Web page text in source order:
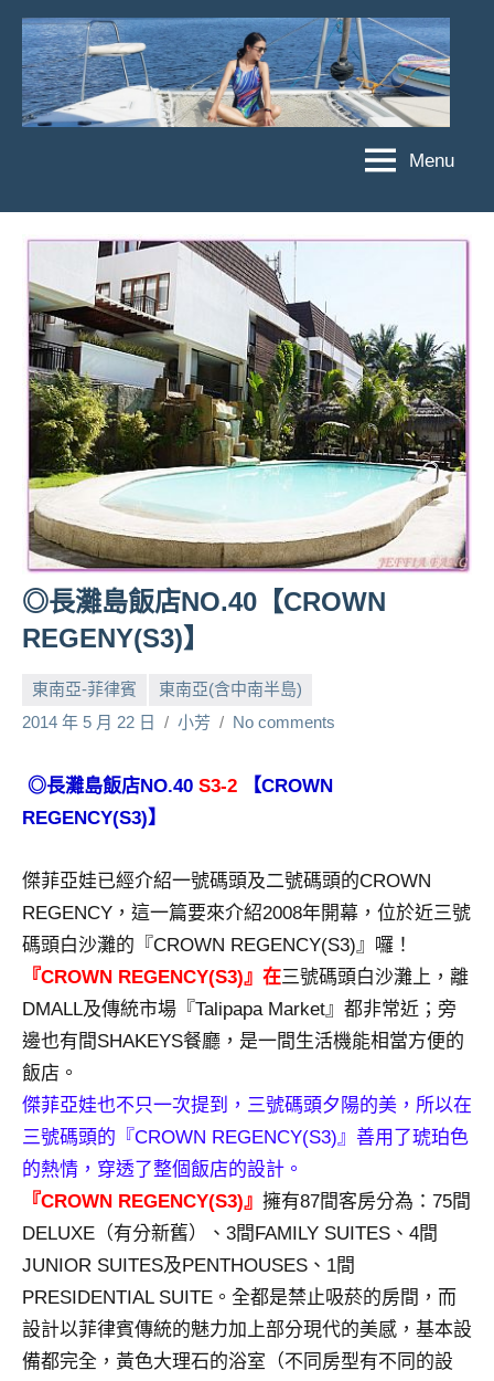
Skip
content
菲
亞
娃
JEFFIA
FANG
娃
粉
絲
團、
主
題
旅
遊、
達
人
帶
路、
旅
節
賓、
金
探
目
班
底、
外
目
主
持、
吳
窟
泰
國
旅
遊
作
者、
Menu
◎長灘島飯店NO.40【CROWN
REGENY(S3)】
東南亞-菲律賓
東南亞(含中南半島)
2014 年 5 月 22 日
小芳 No comments
◎長灘島飯店NO.40 S3-2 【CROWN
REGENCY(S3)】
傑菲亞娃已經介紹一號碼頭及二號碼頭的CROWN
REGENCY，這一篇要來介紹2008年開幕，位於近三號
碼頭白沙灘的『CROWN REGENCY(S3)』囉！
『CROWN REGENCY(S3)』在三號碼頭白沙灘上，離
DMALL及傳統市場『Talipapa Market』都非常近；旁
邊也有間SHAKEYS餐廳，是一間生活機能相當方便的
飯店。
傑菲亞娃也不只一次提到，三號碼頭夕陽的美，所以在
三號碼頭的『CROWN REGENCY(S3)』善用了琥珀色
的熱情，穿透了整個飯店的設計。
『CROWN REGENCY(S3)』 擁有87間客房分為：75間
DELUXE（有分新舊）、3間FAMILY SUITES、4間
JUNIOR SUITES及PENTHOUSES、1間
PRESIDENTIAL SUITE。全都是禁止吸菸的房間，而
設計以菲律賓傳統的魅力加上部分現代的美感，基本設
備都完全，黃色大理石的浴室（不同房型有不同的設